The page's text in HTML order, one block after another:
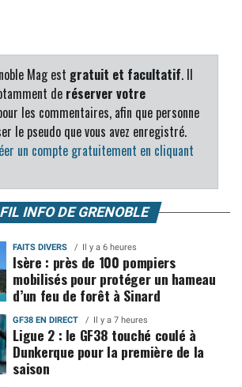
Mag est gratuit et facultatif. Il
de réserver votre
les commentaires, afin que personne
le pseudo que vous avez enregistré.
un compte gratuitement en cliquant
INFO DE GRENOBLE
FAITS DIVERS Il y a 6 heures
Isère : près de 100 pompiers
mobilisés pour protéger un hameau
d’un feu de forêt à Sinard
GF38 EN DIRECT Il y a 7 heures
Ligue 2 : le GF38 touché coulé à
Dunkerque pour la première de la
saison